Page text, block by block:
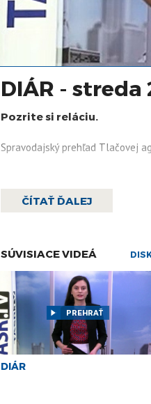
DIÁR - streda
Pozrite si reláciu.
Spravodajský prehľad Tlačovej
ČÍTAŤ ĎALEJ
SÚVISIACE VIDEÁ
PREHRAŤ
DIÁR